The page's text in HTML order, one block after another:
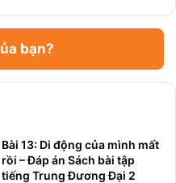
bạn?
Bài 13: Di động của mình mất
rồi – Đáp án Sách bài tập
tiếng Trung Đương Đại 2